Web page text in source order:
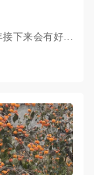
接下来会有好柿